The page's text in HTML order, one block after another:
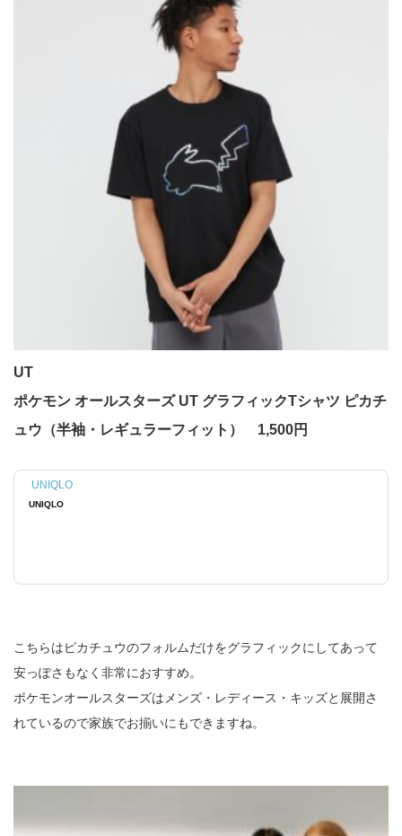
UT
ポケモン オールスターズ​ UT グラフィックTシャツ ピカチ
ュウ（半袖・レギュラーフィット） 1,500円
UNIQLO
UNIQLO
こちらはピカチュウのフォルムだけをグラフィックにしてあって
安っぽさもなく非常におすすめ。
ポケモンオールスターズはメンズ・レディース・キッズと展開さ
れているので家族でお揃いにもできますね。